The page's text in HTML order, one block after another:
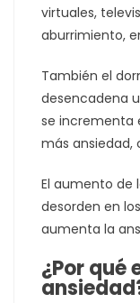
virtuales,
aburrimiento,
También el
desencadena
se incrementa
más ansiedad,
El aumento de
desorden en
aumenta la
¿Por qué